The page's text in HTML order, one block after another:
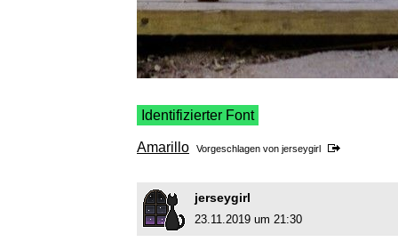
Identifizierter Font
Amarillo Vorgeschlagen von jerseygirl
jerseygirl
23.11.2019 um 21:30